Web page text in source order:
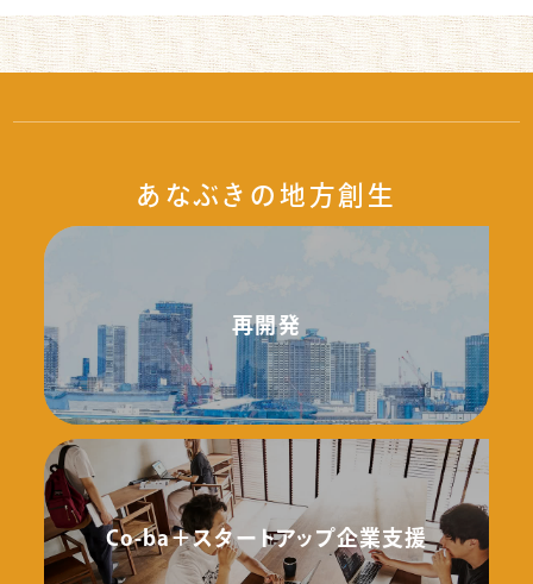
あなぶきの地方創生
再開発
Co-ba＋スタートアップ企業支援